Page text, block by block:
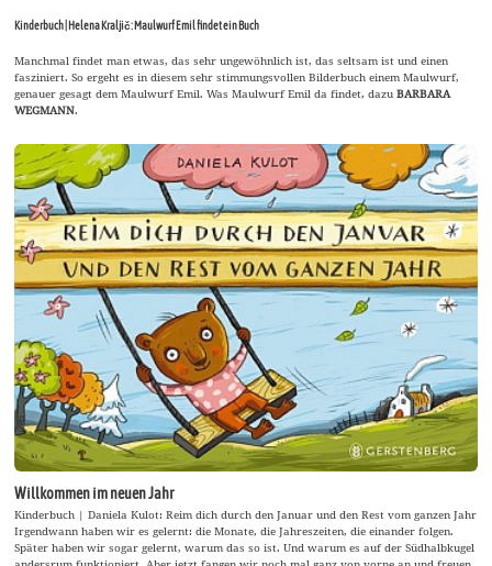
Kinderbuch | Helena Kraljič: Maulwurf Emil findet ein Buch
Manchmal findet man etwas, das sehr ungewöhnlich ist, das seltsam ist und einen
fasziniert. So ergeht es in diesem sehr stimmungsvollen Bilderbuch einem Maulwurf,
genauer gesagt dem Maulwurf Emil. Was Maulwurf Emil da findet, dazuBARBARA
WEGMANN.
Willkommen im neuen Jahr
Kinderbuch | Daniela Kulot: Reim dich durch den Januar und den Rest vom ganzen Jahr
Irgendwann haben wir es gelernt: die Monate, die Jahreszeiten, die einander folgen.
Später haben wir sogar gelernt, warum das so ist. Und warum es auf der Südhalbkugel